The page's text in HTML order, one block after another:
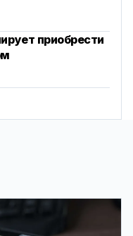
приобрести